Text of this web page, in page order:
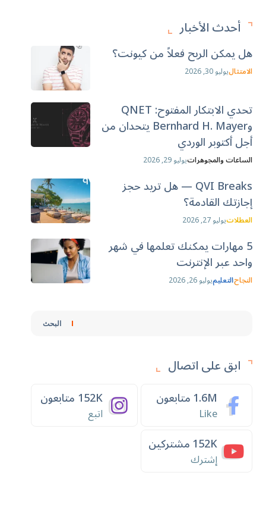
أحدث الأخبار
هل يمكن الربح فعلاً من كيونت؟
الامتثاليوليو 30, 2026
تحدي الابتكار المفتوح: QNET
وBernhard H. Mayer يتحدان من
أجل أكتوبر الوردي
الساعات والمجوهراتيوليو 29, 2026
QVI Breaks — هل تريد حجز
إجازتك القادمة؟
العطلاتيوليو 27, 2026
5 مهارات يمكنك تعلمها في شهر
واحد عبر الإنترنت
النجاحالتعليميوليو 26, 2026
البحث
ابق على اتصال
1.6Mمتابعون
Like
152K متابعون
اتبع
152Kمشتركين
إشترك